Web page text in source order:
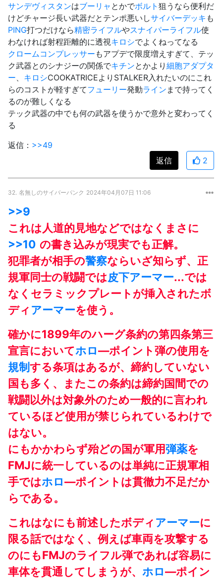
サンデヴィスタンはブーリャ とかでボルト 狙うなら便利だ
けどチャージ長い武器だとテンポ悪いしサイバーデッキ も
PING打つだけなら精密ライフルやスナイパーライフル使
わなければ射程距離的に透視キロシでよくねってなる
クロームコンプレッサー もアプデで限度増えすぎて、テッ
ク武器とのシナジーの関係でキチンとかより 細胞アダプタ
ー
キロシCOOKATRICEよりSTALKER入れたいのにこれ
らのコストが軽すぎてフューリー発動ライン まで持ってく
るのが難しくなる
テック武器の中でも何の武器を使うかで意外と変わってく
る
返信： >>49
返信
2
32. 名無しのサイバーパンク 2024年04月07日 11:06
>>9
これは人道的見地などではなくまさに
>>10 の書き込みが現実でも正解。
犯罪者が相手の警察ならいざ知らず、正
規軍同士の戦闘では皮下アーマー...では
なくセラミックプレートが挿入されたボ
ディ アーマーを使う。
確かに1899年のハーグ条約の第四条第三
宣言においてホロ―ポイント弾の使用を
規制する条項はあるが、締約していない
国も多く、またこの条約は締約国間での
戦闘以外は対象外のため一般的に言われ
ているほど使用が禁じられているわけで
はない。
にもかかわらず殆どの国が軍用弾薬を
FMJに統一しているのは単純に正規軍相
手ではホロ―ポイントは貫徹力不足だか
らである。
これはなにも前述したボディ アーマーに
限る話ではなく、例えば車両を攻撃する
のにもFMJのライフル弾であれば容易に
車体を貫通してしまうが、 ホロ―ポイン